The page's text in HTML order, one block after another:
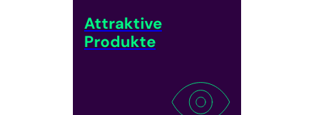
Attraktive
Produkte